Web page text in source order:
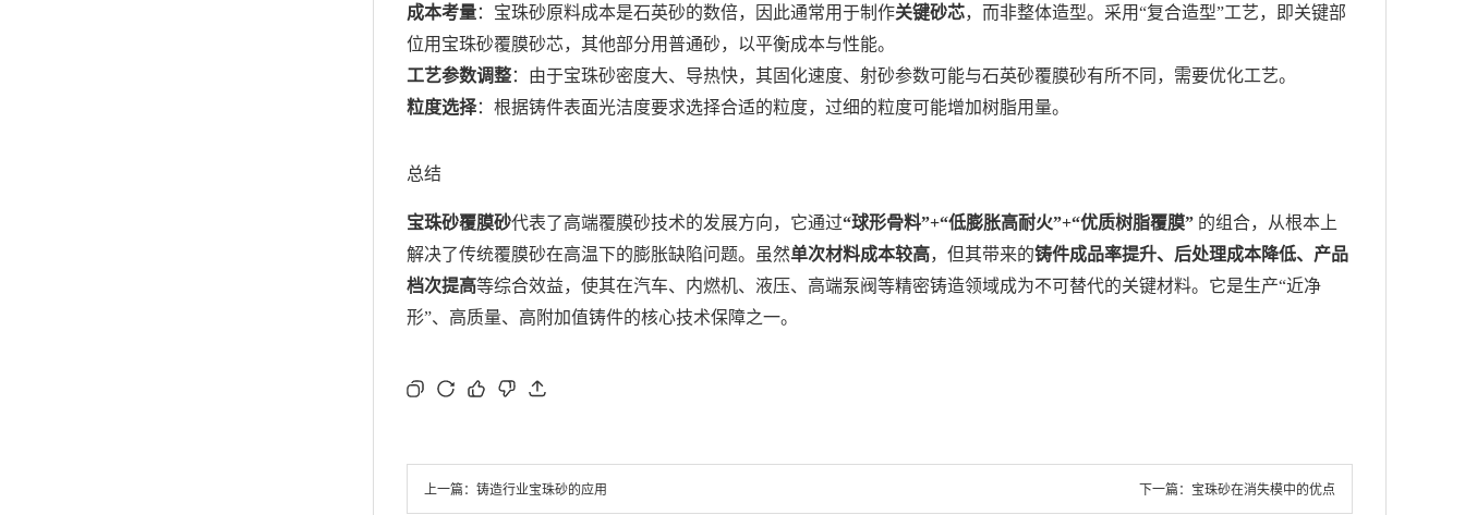
成本考量：宝珠砂原料成本是石英砂的数倍，因此通常用于制作关键砂芯，而非整体造型。采用“复合造型”工艺，即关键部
位用宝珠砂覆膜砂芯，其他部分用普通砂，以平衡成本与性能。
工艺参数调整：由于宝珠砂密度大、导热快，其固化速度、射砂参数可能与石英砂覆膜砂有所不同，需要优化工艺。
粒度选择：根据铸件表面光洁度要求选择合适的粒度，过细的粒度可能增加树脂用量。
总结
宝珠砂覆膜砂代表了高端覆膜砂技术的发展方向，它通过“球形骨料”+“低膨胀高耐火”+“优质树脂覆膜” 的组合，从根本上
解决了传统覆膜砂在高温下的膨胀缺陷问题。虽然单次材料成本较高，但其带来的铸件成品率提升、后处理成本降低、产品
档次提高等综合效益，使其在汽车、内燃机、液压、高端泵阀等精密铸造领域成为不可替代的关键材料。它是生产“近净
形”、高质量、高附加值铸件的核心技术保障之一。
上一篇： 铸造行业宝珠砂的应用 下一篇： 宝珠砂在消失模中的优点